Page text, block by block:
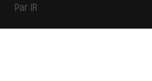
Par IR